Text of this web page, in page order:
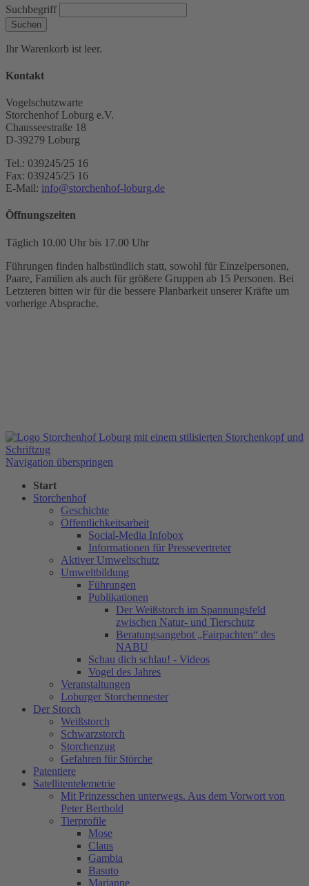
Suchbegriff
Suchen
Ihr Warenkorb ist leer.
Kontakt
Vogelschutzwarte
Storchenhof Loburg e.V.
Chausseestraße 18
D-39279 Loburg
Tel.: 039245/25 16
Fax: 039245/25 16
E-Mail: info@storchenhof-loburg.de
Öffnungszeiten
Täglich 10.00 Uhr bis 17.00 Uhr
Führungen finden halbstündlich statt, sowohl für Einzelpersonen,
Paare, Familien als auch für größere Gruppen ab 15 Personen. Bei
Letzteren bitten wir für die bessere Planbarkeit unserer Kräfte um
vorherige Absprache.
Navigation überspringen
Start
Storchenhof
Geschichte
Öffentlichkeitsarbeit
Social-Media Infobox
Informationen für Pressevertreter
Aktiver Umweltschutz
Umweltbildung
Führungen
Publikationen
Der Weißstorch im Spannungsfeld
zwischen Natur- und Tierschutz
Beratungsangebot „Fairpachten“ des
NABU
Schau dich schlau! - Videos
Vogel des Jahres
Veranstaltungen
Loburger Storchennester
Der Storch
Weißstorch
Schwarzstorch
Storchenzug
Gefahren für Störche
Patentiere
Satellitentelemetrie
Mit Prinzesschen unterwegs. Aus dem Vorwort von
Peter Berthold
Tierprofile
Mose
Claus
Gambia
Basuto
Marianne